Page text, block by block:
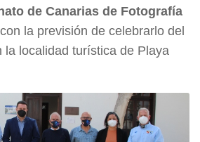
de Canarias de Fotografía
la previsión de celebrarlo del
la localidad turística de Playa